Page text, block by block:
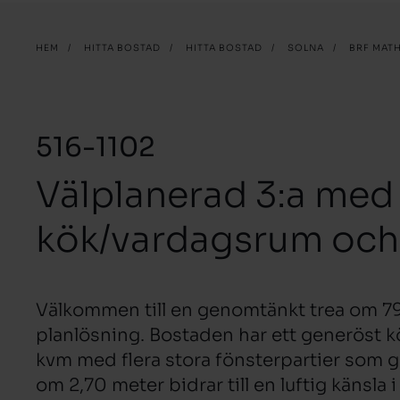
HEM / HITTA BOSTAD / HITTA BOSTAD / SOLNA / BRF
516-1102
Välplanerad 3:a
kök/vardagsrum
Välkommen till en genomtänkt trea om
planlösning. Bostaden har ett generöst
kvm med flera stora fönsterpartier som
om 2,70 meter bidrar till en luftig känsla